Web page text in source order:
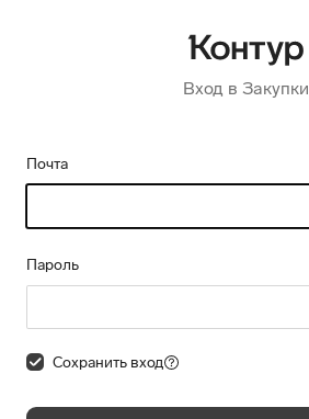
Вход в Закупки
Почта
Пароль
Сохранить вход